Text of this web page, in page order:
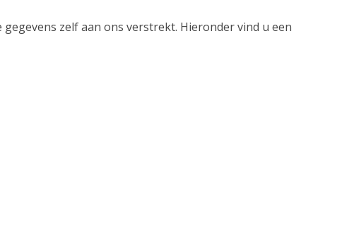
zelf aan ons verstrekt. Hieronder vind u een